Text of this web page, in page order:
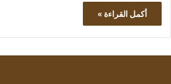
أكمل القراءة »